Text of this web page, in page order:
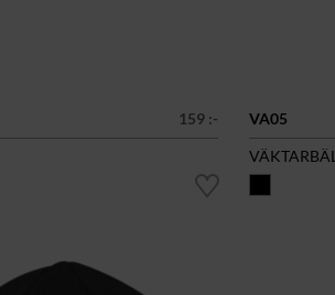
159 :-
VA05